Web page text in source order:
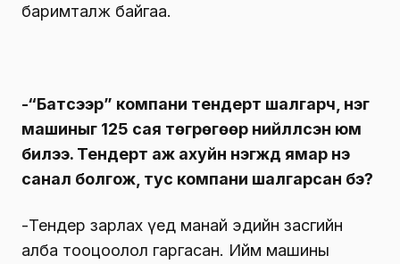
баримталж байгаа.
-“Батсээр” компани тендерт шалгарч, нэг
машиныг 125 сая төгрөгөөр нийлүүлсэн юм
билээ. Тендерт аж ахуйн нэгжүүд ямар үнэ
санал болгож, тус компани шалгарсан бэ?
-Тендер зарлах үед манай эдийн засгийн
алба тооцоолол гаргасан. Ийм машины